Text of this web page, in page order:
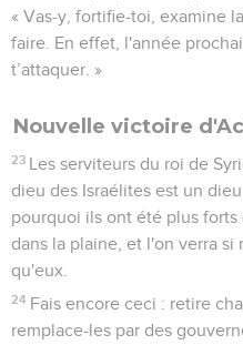
« Vas-y, fortifie-toi, examine
faire. En effet, l'année
t’attaquer. »
Nouvelle victoire
23 Les serviteurs du roi de
dieu des Israélites est un
pourquoi ils ont été plus
dans la plaine, et l'on verra si
qu'eux.
24 Fais encore ceci : retire
remplace-les par des